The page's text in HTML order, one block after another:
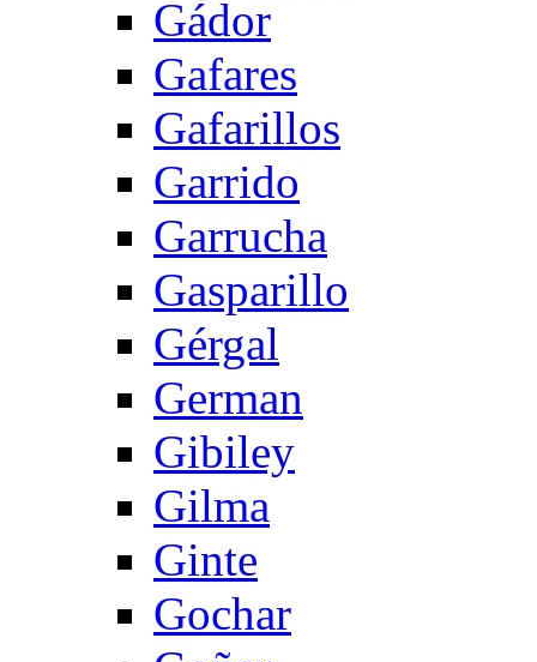
Gádor
Gafares
Gafarillos
Garrido
Garrucha
Gasparillo
Gérgal
German
Gibiley
Gilma
Ginte
Gochar